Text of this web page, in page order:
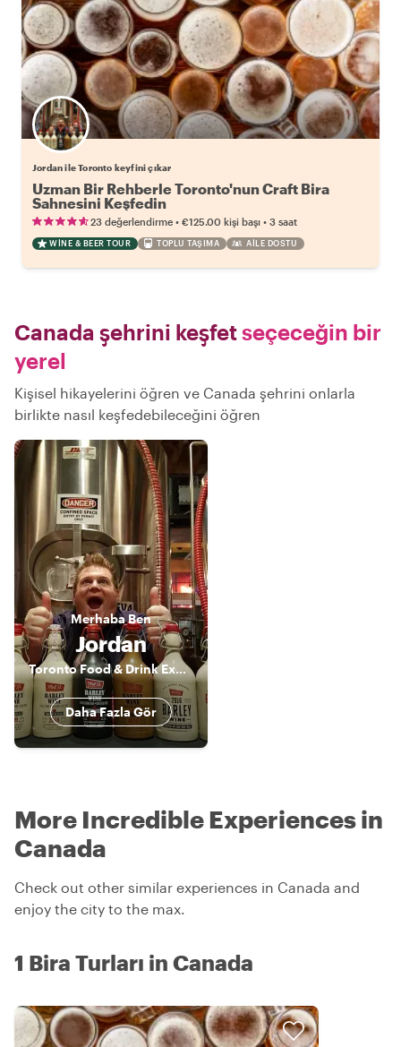
Jordan ile Toronto keyfini çıkar
Uzman Bir Rehberle Toronto'nun Craft Bira
Sahnesini Keşfedin
23 değerlendirme • €125.00 kişi başı • 3 saat
WINE & BEER TOUR TOPLU TAŞIMA AILE DOSTU
Canada şehrini keşfetseçeceğin bir
yerel
Kişisel hikayelerini öğren ve Canada şehrini onlarla
birlikte nasıl keşfedebileceğini öğren
MerhabaBen
Jordan
Toronto Food & Drink Expert
Daha Fazla Gör
More Incredible Experiences in
Canada
Check out other similar experiences in Canada and
enjoy the city to the max.
1 Bira Turları in Canada